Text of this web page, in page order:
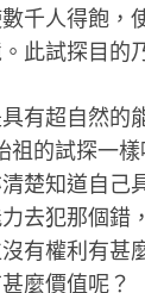
千人得飽，
此試探目的
具有超自然
的試探一
楚知道自己
去犯那個錯
有權利有甚
麼價值呢？